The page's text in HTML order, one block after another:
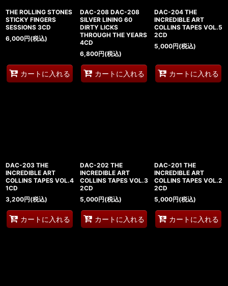
THE ROLLING STONES
STICKY FINGERS
SESSIONS 3CD
6,000円(税込)
カートに入れる
DAC-208 DAC-208
SILVER LINING 60
DIRTY LICKS
THROUGH THE YEARS
4CD
6,800円(税込)
カートに入れる
DAC-204 THE
INCREDIBLE ART
COLLINS TAPES VOL.5
2CD
5,000円(税込)
カートに入れる
DAC-203 THE
INCREDIBLE ART
COLLINS TAPES VOL.4
1CD
3,200円(税込)
カートに入れる
DAC-202 THE
INCREDIBLE ART
COLLINS TAPES VOL.3
2CD
5,000円(税込)
カートに入れる
DAC-201 THE
INCREDIBLE ART
COLLINS TAPES VOL.2
2CD
5,000円(税込)
カートに入れる